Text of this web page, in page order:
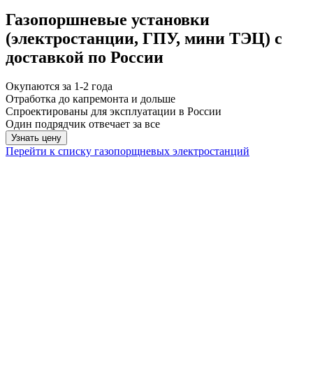
Газопоршневые установки
(электростанции, ГПУ, мини ТЭЦ) с
доставкой по России
Окупаются за 1-2 года
Отработка до капремонта и дольше
Спроектированы для эксплуатации в России
Один подрядчик отвечает за все
Узнать цену
Перейти к списку газопорщневых электростанций